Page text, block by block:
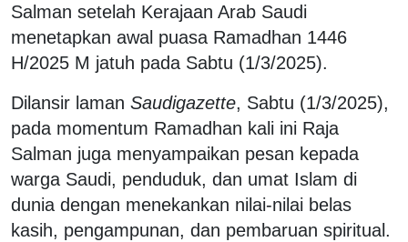
Salman setelah Kerajaan Arab Saudi
menetapkan awal puasa Ramadhan 1446
H/2025 M jatuh pada Sabtu (1/3/2025).
Dilansir laman Saudigazette, Sabtu (1/3/2025),
pada momentum Ramadhan kali ini Raja
Salman juga menyampaikan pesan kepada
warga Saudi, penduduk, dan umat Islam di
dunia dengan menekankan nilai-nilai belas
kasih, pengampunan, dan pembaruan spiritual.